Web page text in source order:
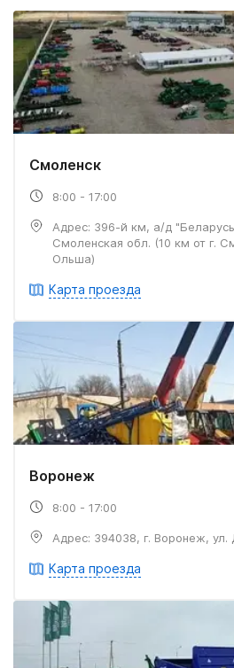
Смоленск
8:00 - 17:00
Адрес: 396-й км, а/д
Смоленская обл. (10 км от г.
Ольша)
Карта проезда
Воронеж
8:00 - 17:00
Адрес: 394038, г. Воронеж,
Карта проезда